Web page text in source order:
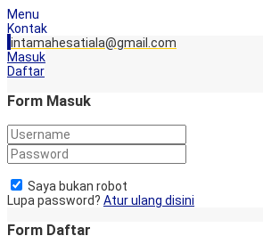
Menu
Kontak
intamahesatiala@gmail.com
Masuk
Daftar
Form Masuk
Saya bukan robot
Lupa password? Atur ulang disini
Form Daftar